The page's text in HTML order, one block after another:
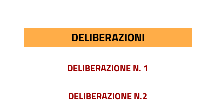
DELIBERAZIONI
DELIBERAZIONE N. 1
DELIBERAZIONE N.2